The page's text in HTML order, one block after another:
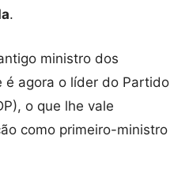
.
ministro dos
é agora o líder do Partido
o que lhe vale
como primeiro-ministro